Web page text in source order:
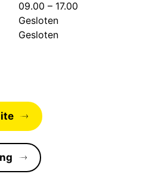
09.00 – 17.00
Gesloten
Gesloten